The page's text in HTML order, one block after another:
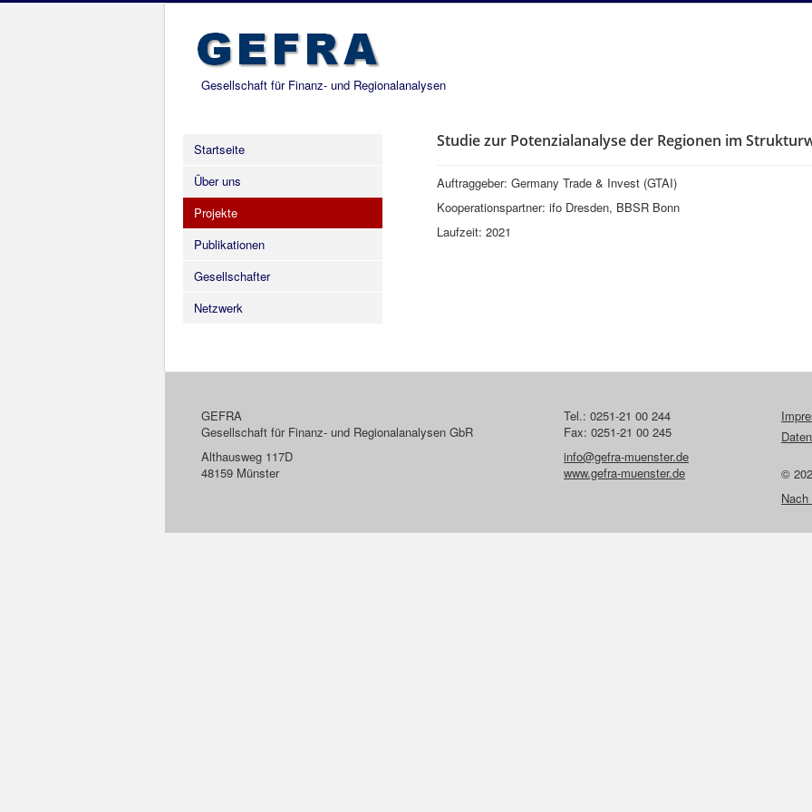
Gesellschaft für Finanz- und Regionalanalysen
Startseite
Über uns
Projekte
Publikationen
Gesellschafter
Netzwerk
Studie zur Potenzialanalyse der Regionen im
Auftraggeber: Germany Trade & Invest (GTAI)
Kooperationspartner: ifo Dresden, BBSR Bonn
Laufzeit: 2021
GEFRA
Gesellschaft für Finanz- und Regionalanalysen GbR
Althausweg 117D
48159 Münster
Tel.: 0251-21 00 244
Fax: 0251-21 00 245
info@gefra-muenster.de
www.gefra-muenster.de
©
Nach